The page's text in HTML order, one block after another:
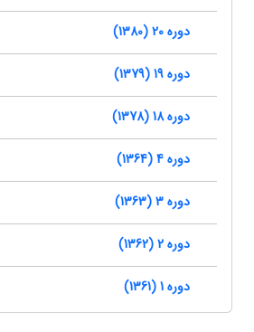
دوره 20 (1380)
دوره 19 (1379)
دوره 18 (1378)
دوره 4 (1364)
دوره 3 (1363)
دوره 2 (1362)
دوره 1 (1361)